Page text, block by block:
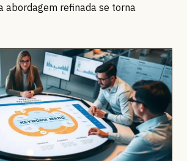
abordagem refinada se torna